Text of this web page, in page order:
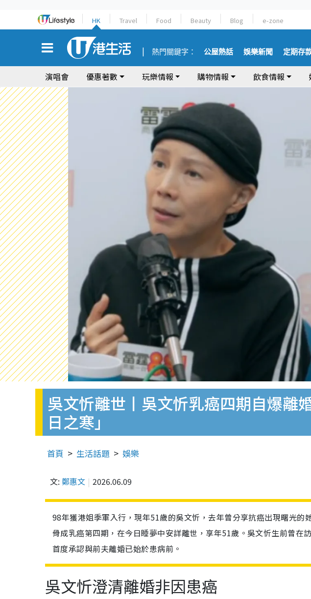
HK Travel Food Beauty Blog e-zone
熱門關鍵字： 公屋熱話 娛樂新聞 定期存
演唱會 優惠著數 玩樂情報 購物情報 飲食情報
吳文忻離世丨吳文忻乳癌四期自爆離
日之寒」
首頁 生活話題 娛樂
文: 鄭惠文 2026.06.09
98年獲港姐季軍入行，現年51歲的吳文忻，去年曾分享抗癌出現曙光的
骨成乳癌第四期，在今日睡夢中安詳離世，享年51歲。吳文忻生前曾在
首度承認與前夫離婚已始於患病前。
吳文忻澄清離婚非因患癌